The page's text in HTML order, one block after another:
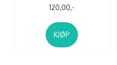
120,00,-
KJØP